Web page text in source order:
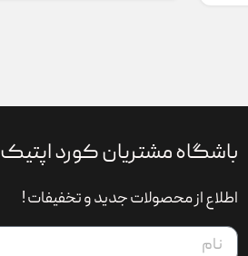
باشگاه مشتریان کورد اپتیک
اطلاع از محصولات جدید و تخفیفات !